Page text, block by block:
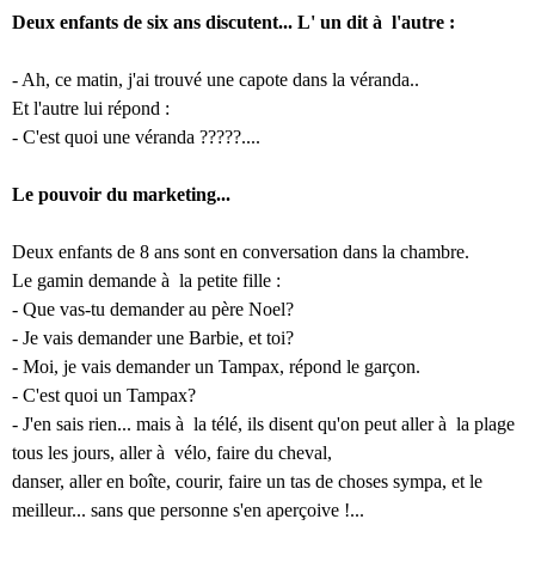
Deux enfants de six ans discutent... L' un dit à l'autre :
- Ah, ce matin, j'ai trouvé une capote dans la véranda..
Et l'autre lui répond :
- C'est quoi une véranda ?????....
Le pouvoir du marketing...
Deux enfants de 8 ans sont en conversation dans la chambre.
Le gamin demande à la petite fille :
- Que vas-tu demander au père Noel?
- Je vais demander une Barbie, et toi?
- Moi, je vais demander un Tampax, répond le garçon.
- C'est quoi un Tampax?
- J'en sais rien... mais à la télé, ils disent qu'on peut aller à la plage
tous les jours, aller à vélo, faire du cheval,
danser, aller en boîte, courir, faire un tas de choses sympa, et le
meilleur... sans que personne s'en aperçoive !...